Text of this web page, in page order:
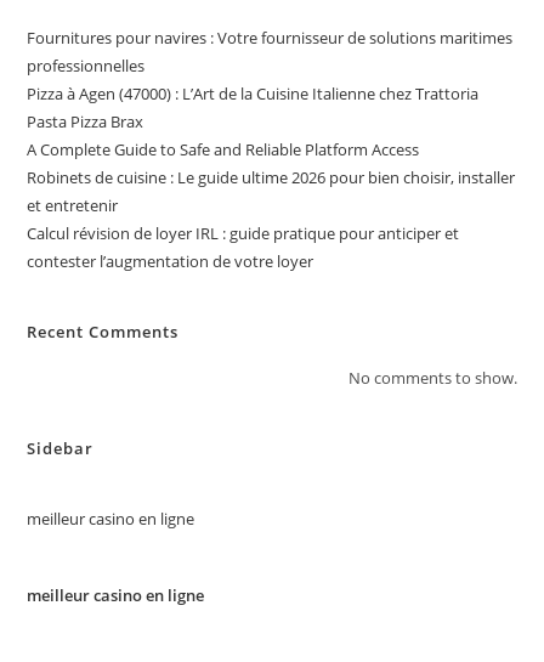
Fournitures pour navires : Votre fournisseur de solutions maritimes
professionnelles
Pizza à Agen (47000) : L’Art de la Cuisine Italienne chez Trattoria
Pasta Pizza Brax
A Complete Guide to Safe and Reliable Platform Access
Robinets de cuisine : Le guide ultime 2026 pour bien choisir, installer
et entretenir
Calcul révision de loyer IRL : guide pratique pour anticiper et
contester l’augmentation de votre loyer
Recent Comments
No comments to show.
Sidebar
meilleur casino en ligne
meilleur casino en ligne